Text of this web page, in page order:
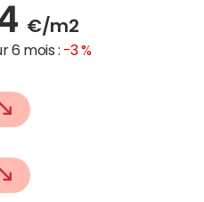
€/m2
6 mois : -3 %